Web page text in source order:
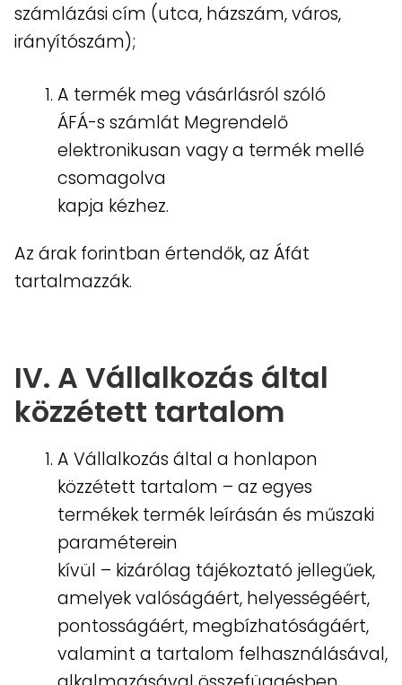
számlázási cím (utca, házszám, város,
irányítószám);
A termék meg vásárlásról szóló
ÁFÁ-s számlát Megrendelő
elektronikusan vagy a termék mellé
csomagolva
kapja kézhez.
Az árak forintban értendők, az Áfát
tartalmazzák.
IV. A Vállalkozás által
közzétett tartalom
A Vállalkozás által a honlapon
közzétett tartalom – az egyes
termékek termék leírásán és műszaki
paraméterein
kívül – kizárólag tájékoztató jellegűek,
amelyek valóságáért, helyességéért,
pontosságáért, megbízhatóságáért,
valamint a tartalom felhasználásával,